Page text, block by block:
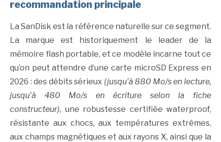
recommandation principale
La SanDisk est la référence naturelle sur ce segment.
La marque est historiquement le leader de la
mémoire flash portable, et ce modèle incarne tout ce
qu’on peut attendre d’une carte microSD Express en
2026 : des débits sérieux (jusqu’à 880 Mo/s en lecture,
jusqu’à 480 Mo/s en écriture selon la fiche
constructeur), une robustesse certifiée waterproof,
résistante aux chocs, aux températures extrêmes,
aux champs magnétiques et aux rayons X, ainsi que la